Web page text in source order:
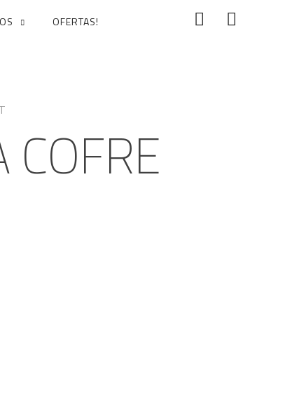
OFERTAS!
COFRE